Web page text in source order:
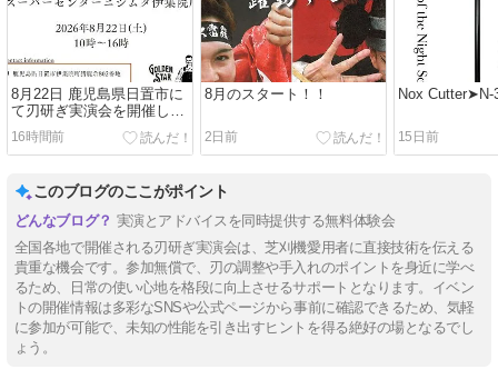
8月22日 鹿児島県日置市に
て刃研ぎ実演会を開催しま
す！
16時間前
8月のスタート！！
2日前
Nox Cutter➤N-
15日前
このブログのここがポイント
実演とアドバイスを同時提供する無料体験会
全国各地で開催される刃研ぎ実演会は、芝刈機愛用者に直接技術を伝える
貴重な機会です。参加無償で、刃の調整や手入れのポイントを身近に学べ
るため、日常の使い心地を格段に向上させるサポートとなります。イベン
トの開催情報は多彩なSNSや公式ページから事前に確認できるため、気軽
に参加が可能で、未知の性能を引き出すヒントを得る絶好の場となるでし
ょう。